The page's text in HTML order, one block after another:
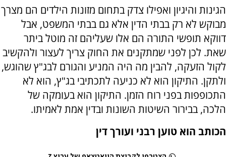
הגינות והיגיון ואפילו צדק בתחום מזונות הילדים הם מצרך
מבוקש לא רק בבתי הדין אלא גם בבתי המשפט, אבל
דווקא תופשי התורה הם אלו שעליהם זה מוטל ביתר
שאת. לכן לפני שמתקנים את החוק צריך לעצור ולהקשיב
לקול הזעקה, להבין מה היה המניע והגורם לבג"ץ שהוגש,
ולתקן. התיקון הוא לא כניעה לתכתיבי בג"ץ, הוא לא
התכופפות בפני רוח הזמן. התיקון הוא בעומקה של
הלכה, בבירור השיטות השונות ובדין אמת לאמיתו.
הכותב הוא טוען רבני ועורך דין